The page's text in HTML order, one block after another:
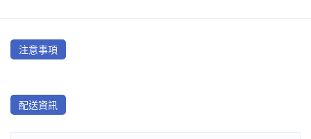
注意事項
配送資訊